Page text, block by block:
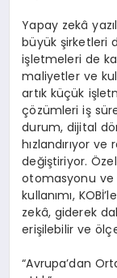
Yapay zekâ
büyük şirketleri
işletmeleri de
maliyetler ve
artık küçük
çözümleri iş
durum, dijital
hızlandırıyor
değiştiriyor.
otomasyonu ve
kullanımı,
zekâ, giderek
erişilebilir ve
“Avrupa’dan